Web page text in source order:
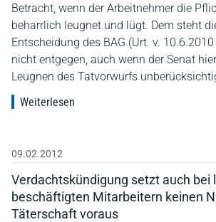
Betracht, wenn der Arbeitnehmer die
beharrlich leugnet und lügt. Dem steht
Entscheidung des BAG (Urt. v.
nicht entgegen, auch wenn der Senat
Leugnen des Tatvorwurfs
Weiterlesen
09.02.2012
Verdachtskündigung setzt auch bei
beschäftigten Mitarbeitern keinen
Täterschaft voraus